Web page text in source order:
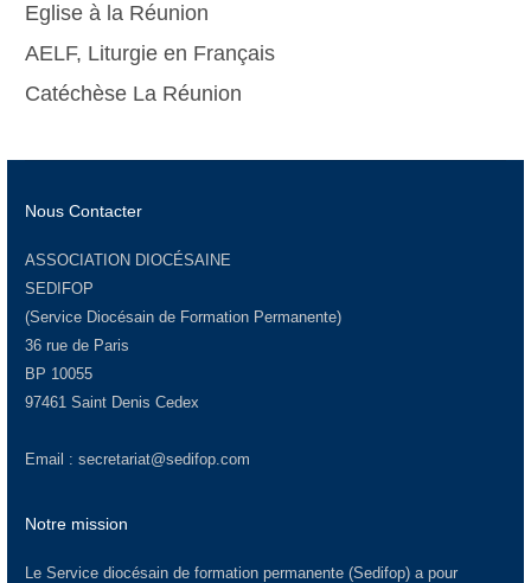
Eglise à la Réunion
AELF, Liturgie en Français
Catéchèse La Réunion
Nous Contacter
ASSOCIATION DIOCÉSAINE
SEDIFOP
(Service Diocésain de Formation Permanente)
36 rue de Paris
BP 10055
97461 Saint Denis Cedex
Email : secretariat@sedifop.com
Notre mission
Le Service diocésain de formation permanente (Sedifop) a pour